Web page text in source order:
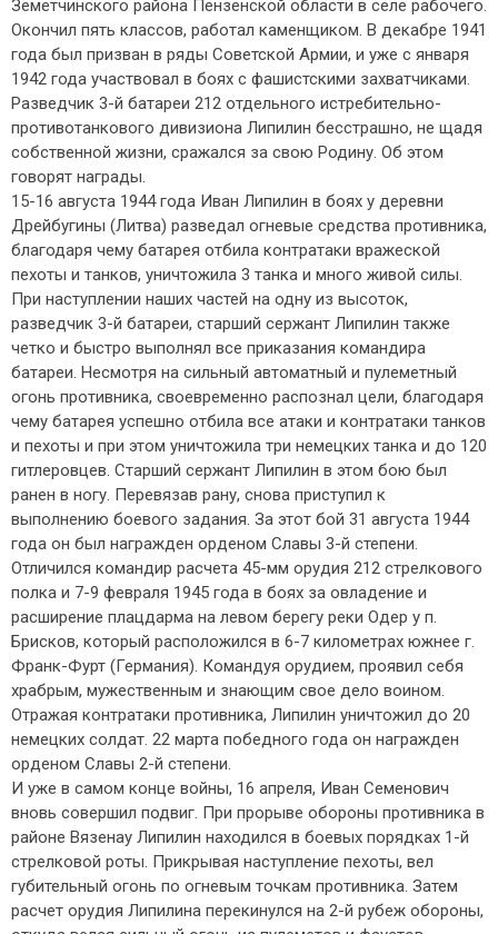
Земетчинского района Пензенской области в селе рабочего.
Окончил пять классов, работал каменщиком. В декабре 1941
года был призван в ряды Советской Армии, и уже с января
1942 года участвовал в боях с фашистскими захватчиками.
Разведчик 3-й батареи 212 отдельного истребительно-
противотанкового дивизиона Липилин бесстрашно, не щадя
собственной жизни, сражался за свою Родину. Об этом
говорят награды.
15-16 августа 1944 года Иван Липилин в боях у деревни
Дрейбугины (Литва) разведал огневые средства противника,
благодаря чему батарея отбила контратаки вражеской
пехоты и танков, уничтожила 3 танка и много живой силы.
При наступлении наших частей на одну из высоток,
разведчик 3-й батареи, старший сержант Липилин также
четко и быстро выполнял все приказания командира
батареи. Несмотря на сильный автоматный и пулеметный
огонь противника, своевременно распознал цели, благодаря
чему батарея успешно отбила все атаки и контратаки танков
и пехоты и при этом уничтожила три немецких танка и до 120
гитлеровцев. Старший сержант Липилин в этом бою был
ранен в ногу. Перевязав рану, снова приступил к
выполнению боевого задания. За этот бой 31 августа 1944
года он был награжден орденом Славы 3-й степени.
Отличился командир расчета 45-мм орудия 212 стрелкового
полка и 7-9 февраля 1945 года в боях за овладение и
расширение плацдарма на левом берегу реки Одер у п.
Брисков, который расположился в 6-7 километрах южнее г.
Франк-Фурт (Германия). Командуя орудием, проявил себя
храбрым, мужественным и знающим свое дело воином.
Отражая контратаки противника, Липилин уничтожил до 20
немецких солдат. 22 марта победного года он награжден
орденом Славы 2-й степени.
И уже в самом конце войны, 16 апреля, Иван Семенович
вновь совершил подвиг. При прорыве обороны противника в
районе Вязенау Липилин находился в боевых порядках 1-й
стрелковой роты. Прикрывая наступление пехоты, вел
губительный огонь по огневым точкам противника. Затем
расчет орудия Липилина перекинулся на 2-й рубеж обороны,